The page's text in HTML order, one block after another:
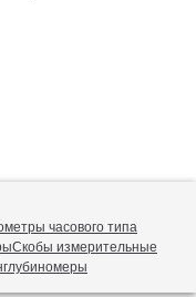
часового типа
Скобы измерительные